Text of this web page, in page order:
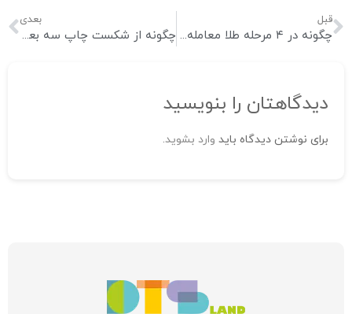
قبل
چگونه در ۴ مرحله طلا معامله کنیم
بعدی
چگونه از شکست چاپ سه‌ بعدی جلوگیری کنیم؟
دیدگاهتان را بنویسید
برای نوشتن دیدگاه باید وارد بشوید.